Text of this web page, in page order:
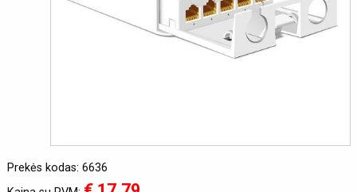
Prekės kodas: 6636